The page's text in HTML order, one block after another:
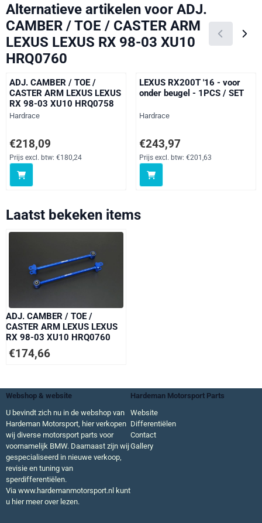
Alternatieve artikelen voor ADJ.
CAMBER / TOE / CASTER ARM
LEXUS LEXUS RX 98-03 XU10
HRQ0760
ADJ. CAMBER / TOE /
CASTER ARM LEXUS LEXUS
RX 98-03 XU10 HRQ0758
Merk:
Hardrace
Prijs: 218,09, exclusief btw: 180,24
€218,09
Prijs excl. btw: €180,24
LEXUS RX200T '16 - voor
onder beugel - 1PCS / SET
Merk:
Hardrace
Prijs: 243,97, exclusief btw:
€243,97
Prijs excl. btw: €201,63
Laatst bekeken items
ADJ. CAMBER / TOE /
CASTER ARM LEXUS LEXUS
RX 98-03 XU10 HRQ0760
€174,66
Webshop & website
Hardeman Motorsport Parts
U bevindt zich nu in de webshop van
Hardeman Motorsport, hier verkopen
wij diverse motorsport parts voor
voornamelijk BMW. Daarnaast zijn wij
gespecialiseerd in nieuwe verkoop,
revisie en tuning van
sperdifferentiëlen.
Via www.hardemanmotorsport.nl kunt
u hier meer over lezen.
Website
Differentiëlen
Contact
Gallery